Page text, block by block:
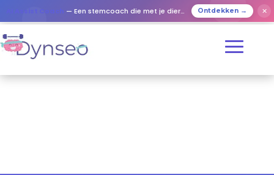
AI Assist Coach — Een stemcoach die met je dierbaren speelt Ontdekken → ✕